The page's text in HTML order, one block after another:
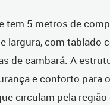
tem 5 metros de
largura, com tablado
de cambará. A
e conforto para
circulam pela região